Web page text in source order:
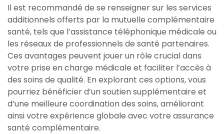
Il est recommandé de se renseigner sur les services
additionnels offerts par la mutuelle complémentaire
santé, tels que l’assistance téléphonique médicale ou
les réseaux de professionnels de santé partenaires.
Ces avantages peuvent jouer un rôle crucial dans
votre prise en charge médicale et faciliter l’accès à
des soins de qualité. En explorant ces options, vous
pourriez bénéficier d’un soutien supplémentaire et
d’une meilleure coordination des soins, améliorant
ainsi votre expérience globale avec votre assurance
santé complémentaire.